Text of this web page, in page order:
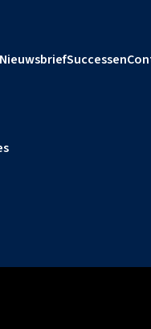
NieuwsbriefSuccessen